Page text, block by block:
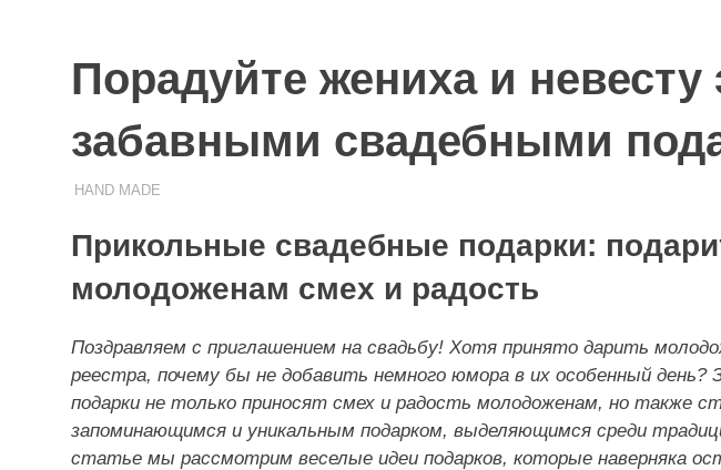
Порадуйте жениха и невесту
забавными свадебными
24.11.2023
ПОДАРЧЕК
HAND MADE
Прикольные свадебные подарки:
молодоженам смех и радость
Поздравляем с приглашением на свадьбу! Хотя принято дарить
реестра, почему бы не добавить немного юмора в их особенный день?
подарки не только приносят смех и радость молодоженам, но также
запоминающимся и уникальным подарком, выделяющимся среди
статье мы рассмотрим веселые идеи подарков, которые наверняка